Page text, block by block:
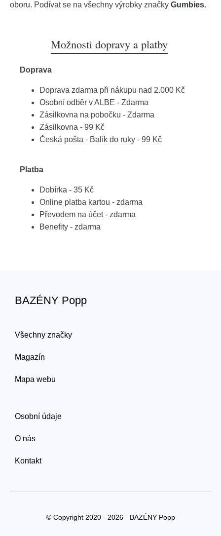
oboru. Podívat se na všechny výrobky značky Gumbies.
Možnosti dopravy a platby
Doprava
Doprava zdarma při nákupu nad 2.000 Kč
Osobní odběr v ALBE - Zdarma
Zásilkovna na pobočku - Zdarma
Zásilkovna - 99 Kč
Česká pošta - Balík do ruky - 99 Kč
Platba
Dobírka - 35 Kč
Online platba kartou - zdarma
Převodem na účet - zdarma
Benefity - zdarma
BAZÉNY Popp
Všechny značky
Magazín
Mapa webu
Osobní údaje
O nás
Kontakt
© Copyright 2020 - 2026 BAZÉNY Popp